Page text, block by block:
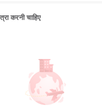
करनी चाहिए